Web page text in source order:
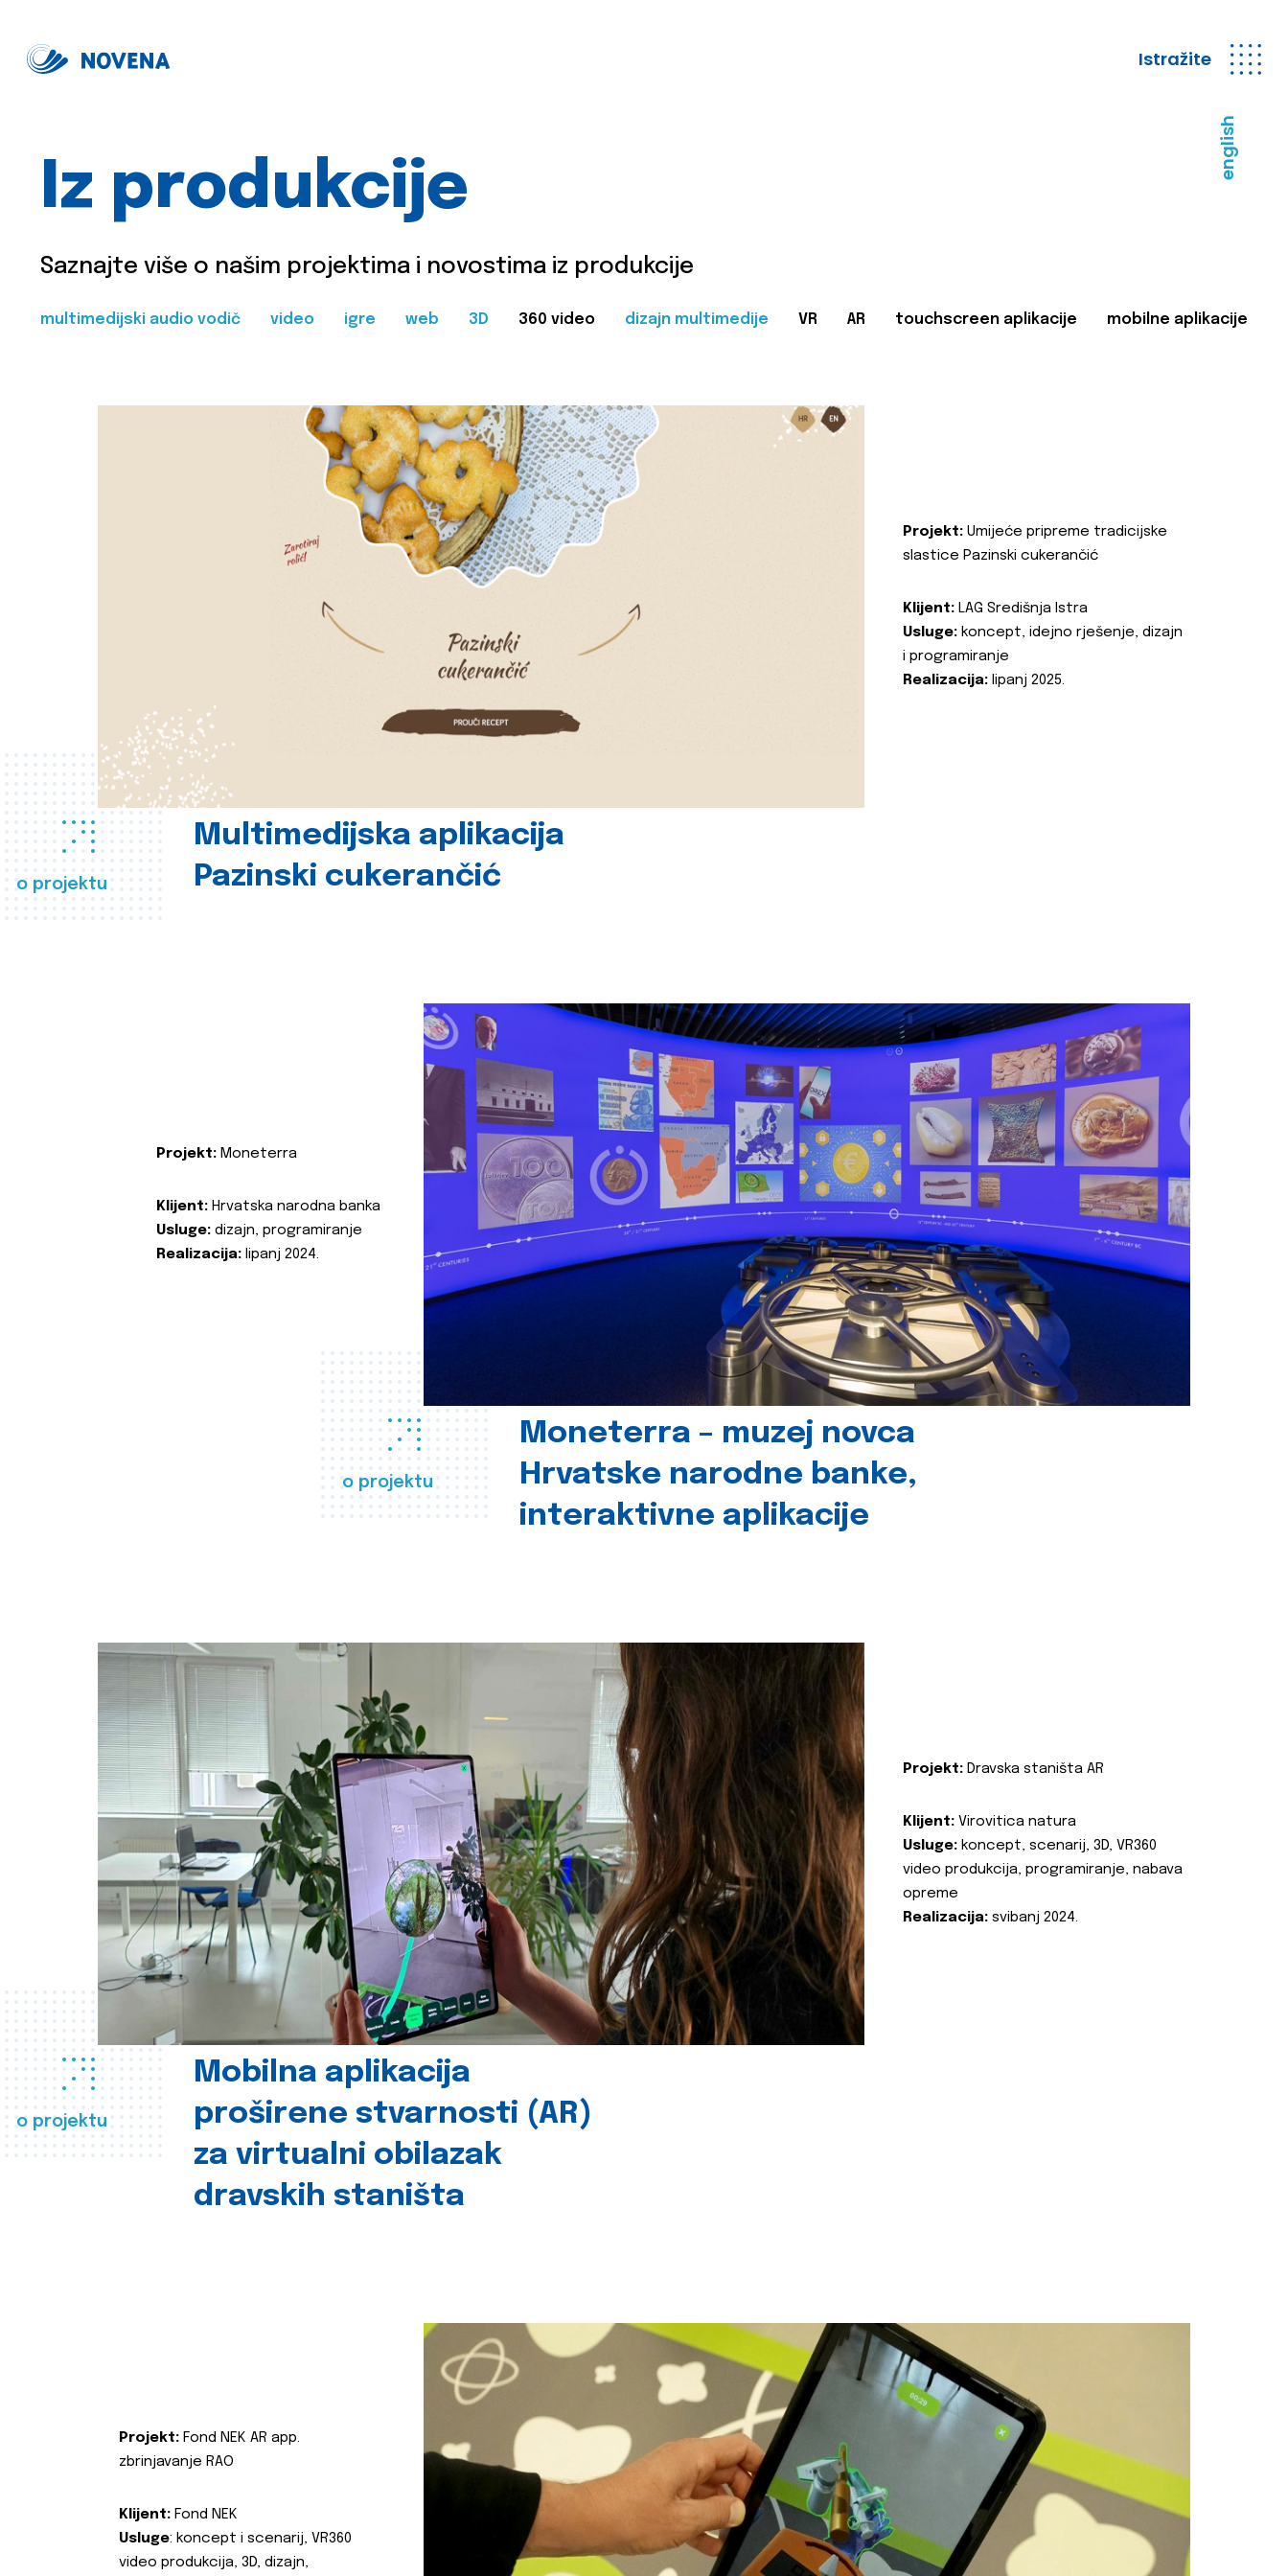
Istražite
english
Iz produkcije
Saznajte više o našim projektima i novostima iz produkcije
multimedijski audio vodič video igre web 3D 360 video dizajn multimedije VR AR touchscreen aplikacije mobilne aplikacije
o projektu
Multimedijska aplikacija
Pazinski cukerančić
Projekt: Umijeće pripreme tradicijske
slastice Pazinski cukerančić
Klijent: LAG Središnja Istra
Usluge: koncept, idejno rješenje, dizajn
i programiranje
Realizacija: lipanj 2025.
o projektu
Moneterra – muzej novca
Hrvatske narodne banke,
interaktivne aplikacije
Projekt: Moneterra
Klijent: Hrvatska narodna banka
Usluge: dizajn, programiranje
Realizacija: lipanj 2024.
o projektu
Mobilna aplikacija
proširene stvarnosti (AR)
za virtualni obilazak
dravskih staništa
Projekt: Dravska staništa AR
Klijent: Virovitica natura
Usluge: koncept, scenarij, 3D, VR360
video produkcija, programiranje, nabava
opreme
Realizacija: svibanj 2024.
Projekt: Fond NEK AR app.
zbrinjavanje RAO
Klijent: Fond NEK
Usluge: koncept i scenarij, VR360
video produkcija, 3D, dizajn,